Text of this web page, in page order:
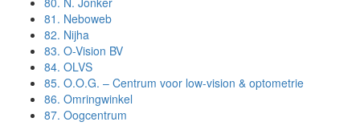
81. Neboweb
82. Nijha
83. O-Vision BV
84. OLVS
85. O.O.G. – Centrum voor low-vision & optometrie
86. Omringwinkel
87. Oogcentrum